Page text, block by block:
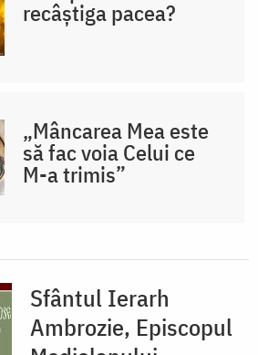
recâștiga pacea?
„Mâncarea Mea este
să fac voia Celui ce
M-a trimis”
Sfântul Ierarh
Ambrozie, Episcopul